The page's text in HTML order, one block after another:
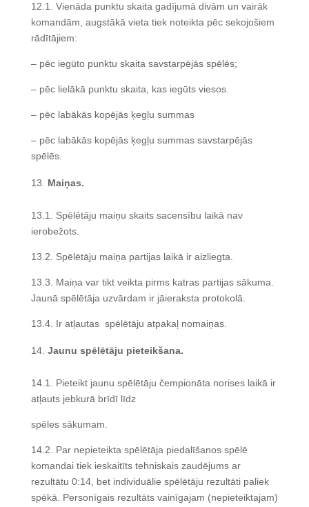
12.1. Vienāda punktu skaita gadījumā divām un vairāk
komandām, augstākā vieta tiek noteikta pēc sekojošiem
rādītājiem:
– pēc iegūto punktu skaita savstarpējās spēlēs;
– pēc lielākā punktu skaita, kas iegūts viesos.
– pēc labākās kopējās ķegļu summas
– pēc labākās kopējās ķegļu summas savstarpējās
spēlēs.
Maiņas.
13.1. Spēlētāju maiņu skaits sacensību laikā nav
ierobežots.
13.2. Spēlētāju maiņa partijas laikā ir aizliegta.
13.3. Maiņa var tikt veikta pirms katras partijas sākuma.
Jaunā spēlētāja uzvārdam ir jāieraksta protokolā.
13.4. Ir atļautas spēlētāju atpakaļ nomaiņas.
Jaunu spēlētāju pieteikšana.
14.1. Pieteikt jaunu spēlētāju čempionāta norises laikā ir
atļauts jebkurā brīdī līdz
spēles sākumam.
14.2. Par nepieteikta spēlētāja piedalīšanos spēlē
komandai tiek ieskaitīts tehniskais zaudējums ar
rezultātu 0:14, bet individuālie spēlētāju rezultāti paliek
spēkā. Personīgais rezultāts vainīgajam (nepieteiktajam)